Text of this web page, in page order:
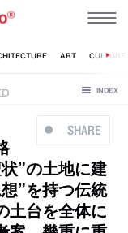
SHARE
”の土地に建
”を持つ伝統
土台を全体に